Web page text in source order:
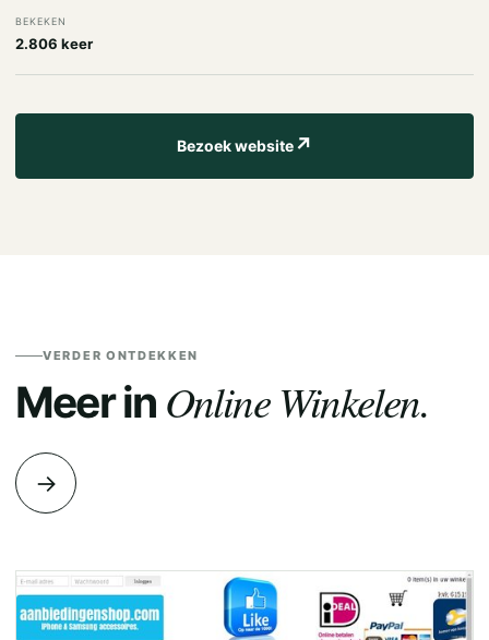
BEKEKEN
2.806 keer
Bezoek website↗
VERDER ONTDEKKEN
Meer in Online Winkelen.
→